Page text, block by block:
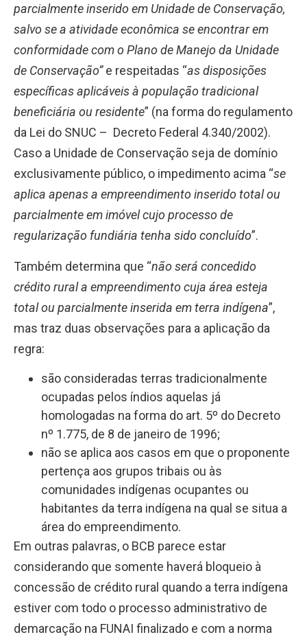
parcialmente inserido em Unidade de Conservação,
salvo se a atividade econômica se encontrar em
conformidade com o Plano de Manejo da Unidade
de Conservação”e respeitadas “as disposições
específicas aplicáveis à população tradicional
beneficiária ou residente” (na forma do regulamento
da Lei do SNUC – Decreto Federal 4.340/2002).
Caso a Unidade de Conservação seja de domínio
exclusivamente público, o impedimento acima “se
aplica apenas a empreendimento inserido total ou
parcialmente em imóvel cujo processo de
regularização fundiária tenha sido concluído”.
Também determina que “não será concedido
crédito rurala empreendimento cuja área esteja
total ou parcialmente inserida em terra indígena”,
mas traz duas observações para a aplicação da
regra:
são consideradas terras tradicionalmente
ocupadas pelos índios aquelas já
homologadas na forma do art. 5º do Decreto
nº 1.775, de 8 de janeiro de 1996;
não se aplica aos casos em que o proponente
pertença aos grupos tribais ou às
comunidades indígenas ocupantes ou
habitantes da terra indígena na qual se situa a
área do empreendimento.
Em outras palavras, o BCB parece estar
considerando que somente haverá bloqueio à
concessão de crédito rural quando a terra indígena
estiver com todo o processo administrativo de
demarcação na FUNAI finalizado e com a norma